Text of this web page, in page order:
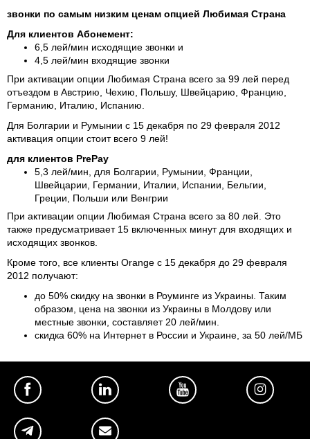
звонки по самым низким ценам опцией Любимая Страна
Для клиентов Абонемент:
6,5 лей/мин исходящие звонки и
4,5 лей/мин входящие звонки
При активации опции Любимая Страна всего за 99 лей перед
отъездом в Австрию, Чехию, Польшу, Швейцарию, Францию,
Германию, Италию, Испанию.
Для Болгарии и Румынии с 15 декабря по 29 февраля 2012
активация опции стоит всего 9 лей!
для клиентов PrePay
5,3 лей/мин, для Болгарии, Румынии, Франции,
Швейцарии, Германии, Италии, Испании, Бельгии,
Греции, Польши или Венгрии
При активации опции Любимая Страна всего за 80 лей. Это
также предусматривает 15 включенных минут для входящих и
исходящих звонков.
Кроме того, все клиенты Orange с 15 декабря до 29 февраля
2012 получают:
до 50% скидку на звонки в Роуминге из Украины. Таким
образом, цена на звонки из Украины в Молдову или
местные звонки, составляет 20 лей/мин.
скидка 60% на Интернет в России и Украине, за 50 лей/MБ